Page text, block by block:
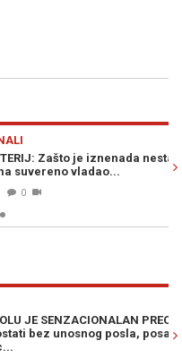
superiorni narod koji
Zlatko Dalić bi
mu "kvari" drugi